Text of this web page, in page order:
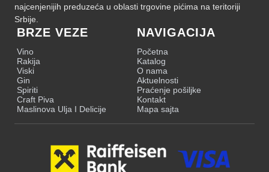
najcenjenijih preduzeća u oblasti trgovine pićima na teritoriji
Srbije.
BRZE VEZE
Vino
Rakija
Viski
Gin
Spiriti
Craft Piva
Maslinova Ulja I Delicije
NAVIGACIJA
Početna
Katalog
O nama
Aktuelnosti
Praćenje pošiljke
Kontakt
Mapa sajta